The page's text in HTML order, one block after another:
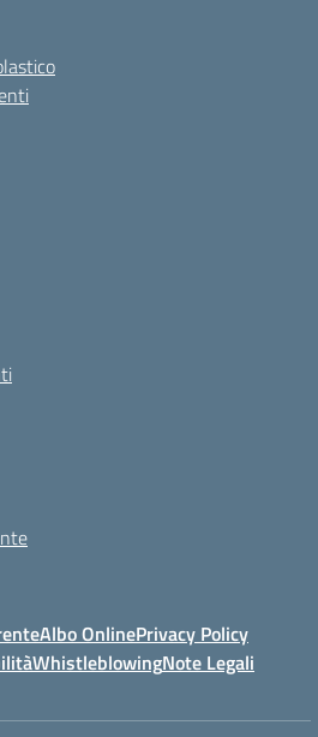
Albo OnlinePrivacy Policy
WhistleblowingNote Legali